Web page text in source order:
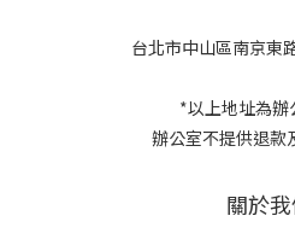
台北市中山區南京東
*以上地址為辦
辦公室不提供退款
關於